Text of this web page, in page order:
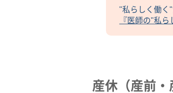
"私らしく働く
『医師の"私
産休（産前・